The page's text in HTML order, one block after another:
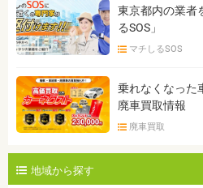
東京都内の業者
るSOS」
マチしるSOS
乗れなくなった
廃車買取情報
廃車買取
地域から探す